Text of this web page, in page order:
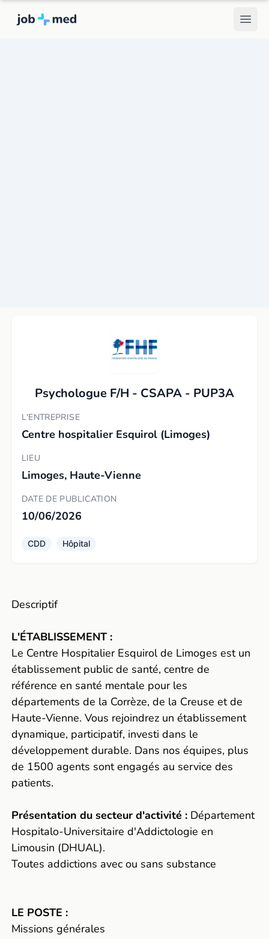
Descriptif
L'ÉTABLISSEMENT :
Le Centre Hospitalier Esquirol de Limoges est un
établissement public de santé, centre de
référence en santé mentale pour les
départements de la Corrèze, de la Creuse et de
Haute-Vienne. Vous rejoindrez un établissement
dynamique, participatif, investi dans le
développement durable. Dans nos équipes, plus
de 1500 agents sont engagés au service des
patients.
Présentation du secteur d'activité :Département
Hospitalo-Universitaire d'Addictologie en
Limousin (DHUAL).
Toutes addictions avec ou sans substance
LE POSTE :
Missions générales
Psychologue F/H - CSAPA - PUP3A
L'ENTREPRISE
Centre hospitalier Esquirol (Limoges)
LIEU
Limoges, Haute-Vienne
DATE DE PUBLICATION
10/06/2026
CDD Hôpital